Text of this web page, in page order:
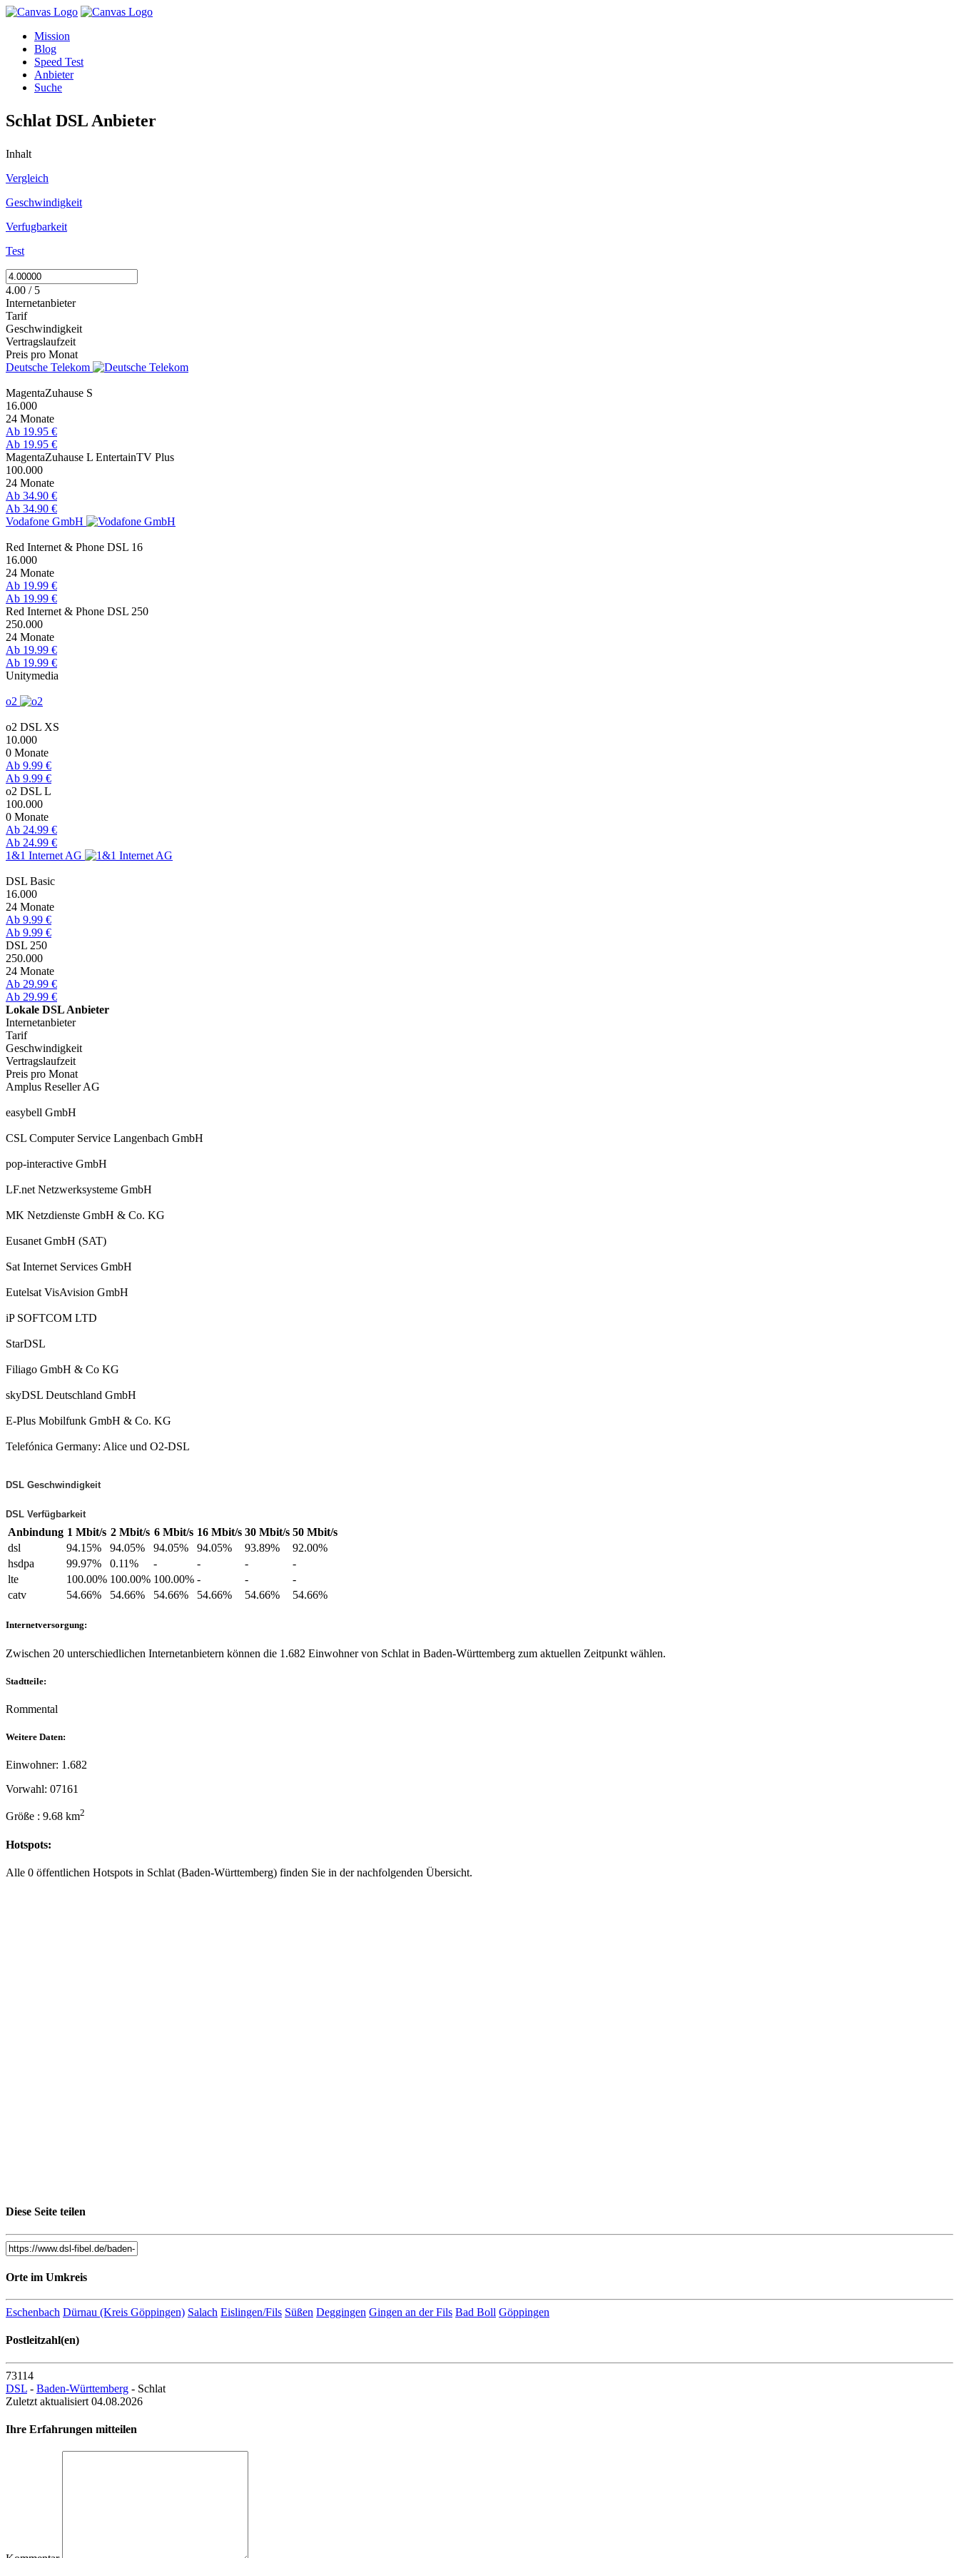
Mission
Blog
Speed Test
Anbieter
Suche
Schlat DSL Anbieter
Inhalt
Vergleich
Geschwindigkeit
Verfugbarkeit
Test
4.00 / 5
Internetanbieter
Tarif
Geschwindigkeit
Vertragslaufzeit
Preis pro Monat
Deutsche Telekom
MagentaZuhause S
16.000
24 Monate
Ab 19.95 €
Ab 19.95 €
MagentaZuhause L EntertainTV Plus
100.000
24 Monate
Ab 34.90 €
Ab 34.90 €
Vodafone GmbH
Red Internet & Phone DSL 16
16.000
24 Monate
Ab 19.99 €
Ab 19.99 €
Red Internet & Phone DSL 250
250.000
24 Monate
Ab 19.99 €
Ab 19.99 €
Unitymedia
o2
o2 DSL XS
10.000
0 Monate
Ab 9.99 €
Ab 9.99 €
o2 DSL L
100.000
0 Monate
Ab 24.99 €
Ab 24.99 €
1&1 Internet AG
DSL Basic
16.000
24 Monate
Ab 9.99 €
Ab 9.99 €
DSL 250
250.000
24 Monate
Ab 29.99 €
Ab 29.99 €
Lokale DSL Anbieter
Internetanbieter
Tarif
Geschwindigkeit
Vertragslaufzeit
Preis pro Monat
Amplus Reseller AG
easybell GmbH
CSL Computer Service Langenbach GmbH
pop-interactive GmbH
LF.net Netzwerksysteme GmbH
MK Netzdienste GmbH & Co. KG
Eusanet GmbH (SAT)
Sat Internet Services GmbH
Eutelsat VisAvision GmbH
iP SOFTCOM LTD
StarDSL
Filiago GmbH & Co KG
skyDSL Deutschland GmbH
E-Plus Mobilfunk GmbH & Co. KG
Telefónica Germany: Alice und O2-DSL
DSL Geschwindigkeit
DSL Verfügbarkeit
Anbindung 1 Mbit/s 2 Mbit/s 6 Mbit/s 16 Mbit/s 30 Mbit/s 50 Mbit/s
dsl
94.15% 94.05% 94.05% 94.05% 93.89%
92.00%
hsdpa
99.97% 0.11% - - -
-
lte
100.00% 100.00% 100.00% - -
-
catv
54.66% 54.66% 54.66% 54.66% 54.66% 54.66%
Internetversorgung:
Zwischen 20 unterschiedlichen Internetanbietern können die 1.682 Einwohner von Schlat in Baden-Württemberg zum aktuellen Zeitpunkt wählen.
Stadtteile:
Rommental
Weitere Daten:
Einwohner: 1.682
Vorwahl: 07161
Größe : 9.68 km2
Hotspots:
Alle 0 öffentlichen Hotspots in Schlat (Baden-Württemberg) finden Sie in der nachfolgenden Übersicht.
Diese Seite teilen
Orte im Umkreis
Eschenbach Dürnau (Kreis Göppingen) Salach Eislingen/Fils Süßen Deggingen Gingen an der Fils Bad Boll Göppingen
Postleitzahl(en)
73114
DSL - Baden-Württemberg - Schlat
Zuletzt aktualisiert 04.08.2026
Ihre Erfahrungen mitteilen